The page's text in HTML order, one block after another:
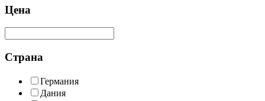
Цена
Страна
Германия
Дания